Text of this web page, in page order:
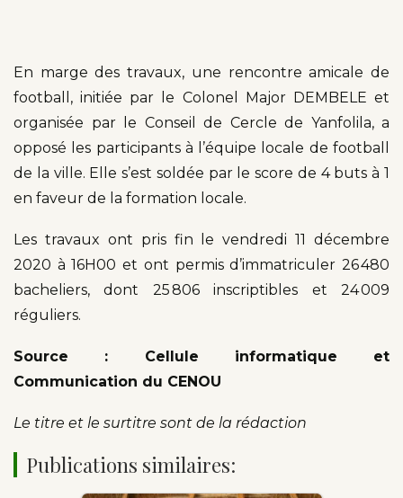
En marge des travaux, une rencontre amicale de
football, initiée par le Colonel Major DEMBELE et
organisée par le Conseil de Cercle de Yanfolila, a
opposé les participants à l’équipe locale de football
de la ville. Elle s’est soldée par le score de 4 buts à 1
en faveur de la formation locale.
Les travaux ont pris fin le vendredi 11 décembre
2020 à 16H00 et ont permis d’immatriculer 26 480
bacheliers, dont 25 806 inscriptibles et 24 009
réguliers.
Source : Cellule informatique et
Communication du CENOU
Le titre et le surtitre sont de la rédaction
Publications similaires: